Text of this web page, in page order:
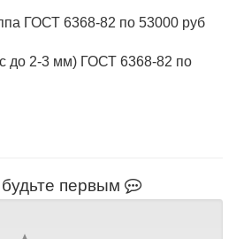
до 2-3 мм) ГОСТ 6368-82 по
первым